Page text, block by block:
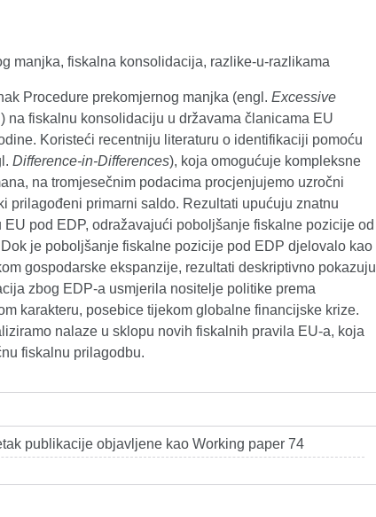
manjka, fiskalna konsolidacija, razlike-u-razlikama
Procedure prekomjernog manjka (engl. Excessive
na fiskalnu konsolidaciju u državama članicama EU
Koristeći recentniju literaturu o identifikaciji pomoću
Difference-in-Differences), koja omogućuje kompleksne
na tromjesečnim podacima procjenjujemo uzročni
prilagođeni primarni saldo. Rezultati upućuju znatnu
pod EDP, odražavajući poboljšanje fiskalne pozicije od
je poboljšanje fiskalne pozicije pod EDP djelovalo kao
gospodarske ekspanzije, rezultati deskriptivno pokazuju
zbog EDP-a usmjerila nositelje politike prema
karakteru, posebice tijekom globalne financijske krize.
nalaze u sklopu novih fiskalnih pravila EU-a, koja
fiskalnu prilagodbu.
publikacije objavljene kao Working paper 74